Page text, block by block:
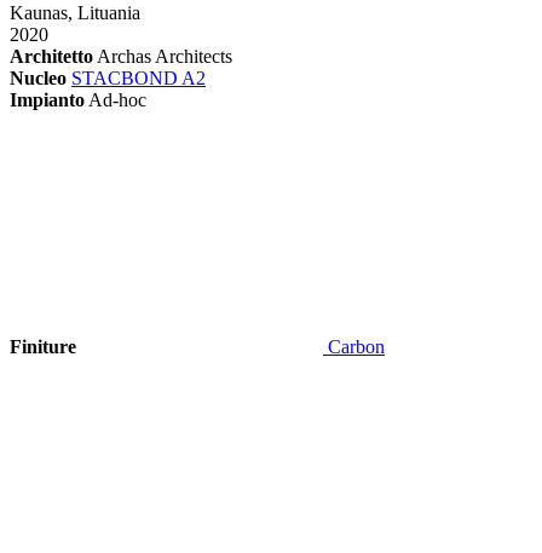
Kaunas, Lituania
2020
Architetto Archas Architects
Nucleo STACBOND A2
Impianto Ad-hoc
Finiture Carbon